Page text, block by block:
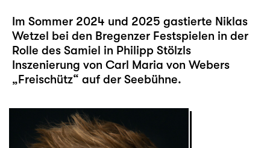
Im Sommer 2024 und 2025 gastierte Niklas
Wetzel bei den Bregenzer Festspielen in der
Rolle des Samiel in Philipp Stölzls
Inszenierung von Carl Maria von Webers
„Freischütz“ auf der Seebühne.